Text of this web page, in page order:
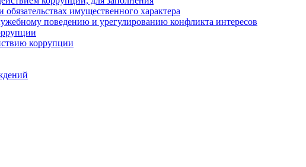
имущественного характера
поведению и урегулированию конфликта интересов
коррупции